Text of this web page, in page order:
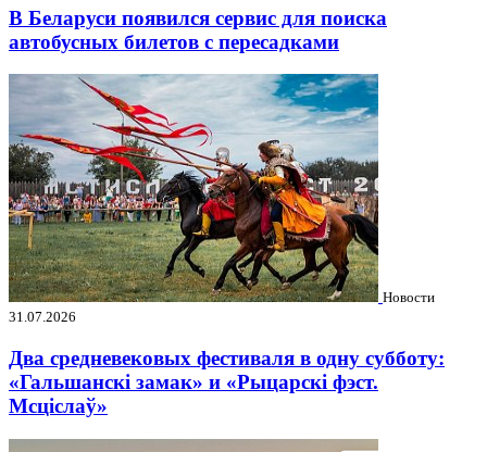
В Беларуси появился сервис для поиска
автобусных билетов с пересадками
Новости
31.07.2026
Два средневековых фестиваля в одну субботу:
«Гальшанскі замак» и «Рыцарскі фэст.
Мсціслаў»